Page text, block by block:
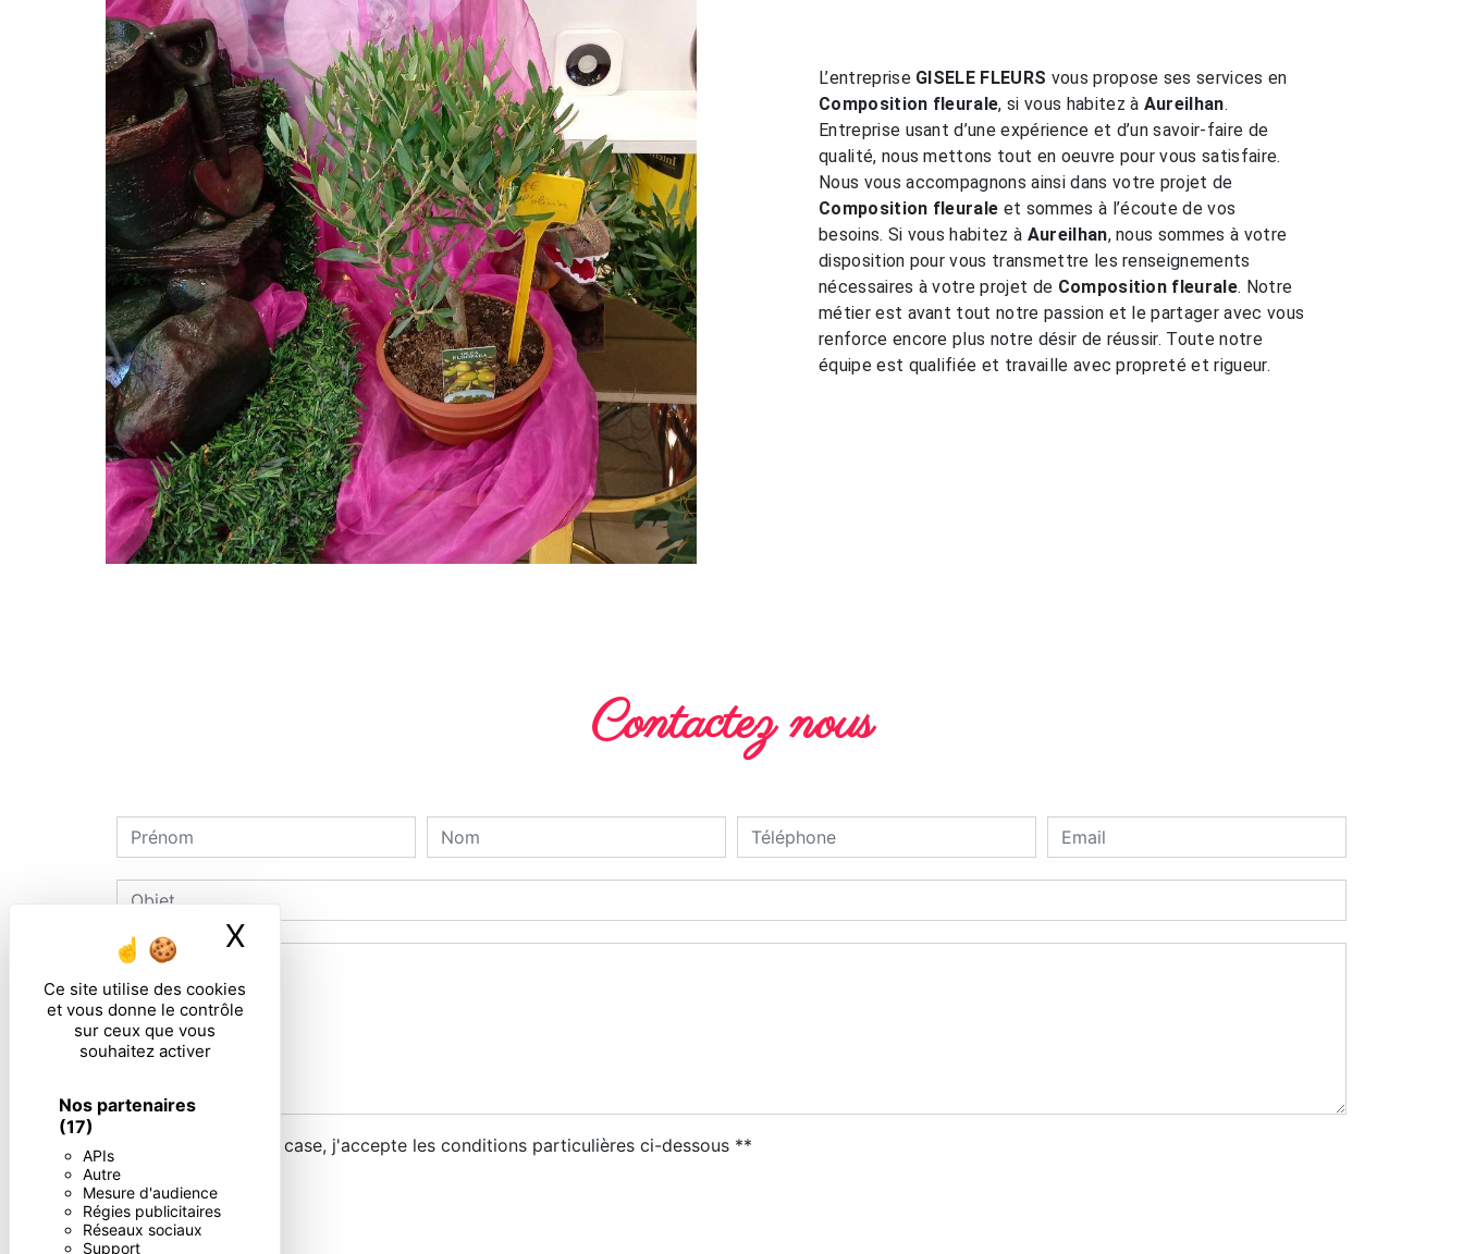
Ce site utilise des cookies
et vous donne le contrôle
sur ceux que vous
souhaitez activer
Nos partenaires
(17)
APIs
Autre
Mesure d'audience
Régies publicitaires
Réseaux sociaux
Support
X Masquer le bandeau des cookies
L’entreprise GISELE FLEURS vous propose ses services en
Composition fleurale, si vous habitez à Aureilhan.
Entreprise usant d’une expérience et d’un savoir-faire de
qualité, nous mettons tout en oeuvre pour vous satisfaire.
Nous vous accompagnons ainsi dans votre projet de
Composition fleurale et sommes à l’écoute de vos
besoins. Si vous habitez à Aureilhan, nous sommes à votre
disposition pour vous transmettre les renseignements
nécessaires à votre projet de Composition fleurale. Notre
métier est avant tout notre passion et le partager avec vous
renforce encore plus notre désir de réussir. Toute notre
équipe est qualifiée et travaille avec propreté et rigueur.
Contactez nous
En cochant cette case, j'accepte les conditions particulières ci-dessous **